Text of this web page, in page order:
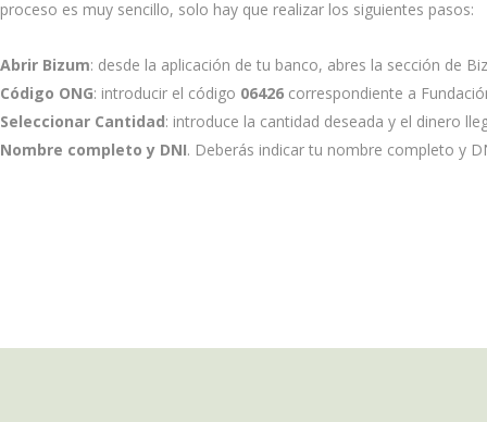
es muy sencillo, solo hay que realizar los siguientes pasos:
Abrir Bizum: desde la aplicación de tu banco, abres la sección de
Código ONG: introducir el código 06426 correspondiente a
Seleccionar Cantidad: introduce la cantidad deseada y el dinero
Nombre completo y DNI. Deberás indicar tu nombre completo y